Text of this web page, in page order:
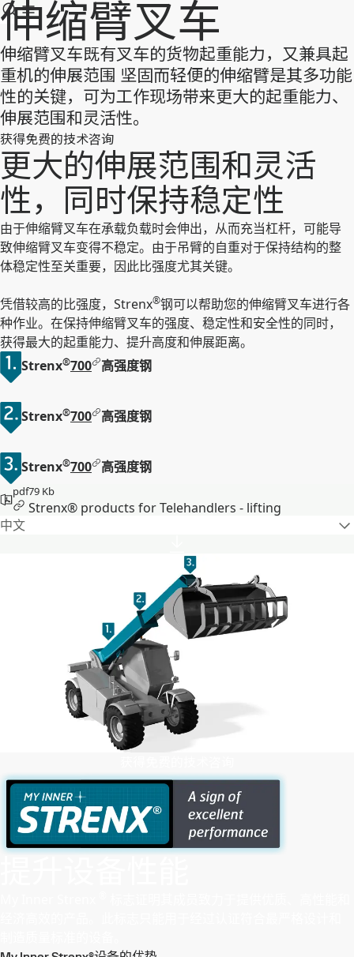
伸缩臂叉车
伸缩臂叉车既有叉车的货物起重能力，又兼具起
重机的伸展范围 坚固而轻便的伸缩臂是其多功能
性的关键，可为工作现场带来更大的起重能力、
伸展范围和灵活性。
获得免费的技术咨询
更大的伸展范围和灵活
性，同时保持稳定性
由于伸缩臂叉车在承载负载时会伸出，从而充当杠杆，可能导
致伸缩臂叉车变得不稳定。由于吊臂的自重对于保持结构的整
体稳定性至关重要，因此比强度尤其关键。
凭借较高的比强度，Strenx®钢可以帮助您的伸缩臂叉车进行各
种作业。在保持伸缩臂叉车的强度、稳定性和安全性的同时，
获得最大的起重能力、提升高度和伸展距离。
Strenx®700 高强度钢
Strenx®700 高强度钢
Strenx®700 高强度钢
pdf79 Kb
Strenx® products for Telehandlers - lifting
中文